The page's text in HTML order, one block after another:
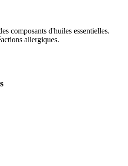
composants d'huiles essentielles.
allergiques.